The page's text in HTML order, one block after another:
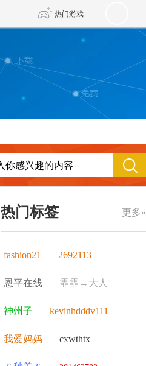
热门游戏
DNF 传奇4
诛仙世界 新仙侠5
更多»
热门标签
fashion21 2692113
恩平在线 霏霏→大人
神州子 kevinhdddv111
我爱妈妈 cxwthtx